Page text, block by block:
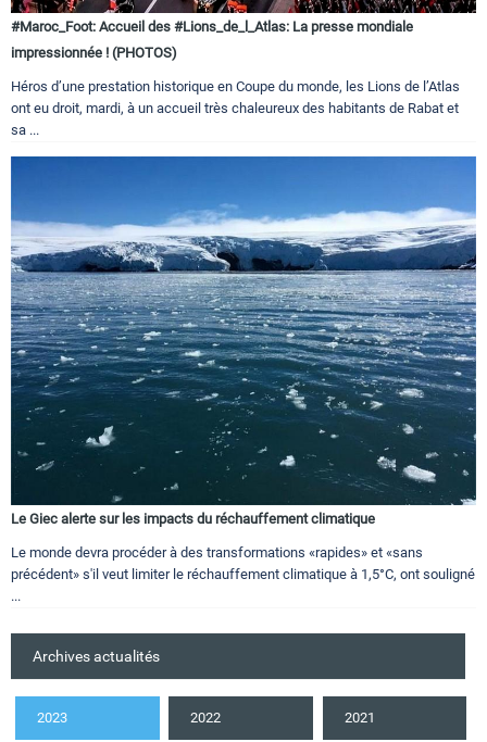
#Maroc_Foot: Accueil des #Lions_de_l_Atlas: La presse mondiale
impressionnée ! (PHOTOS)
Héros d’une prestation historique en Coupe du monde, les Lions de l’Atlas
ont eu droit, mardi, à un accueil très chaleureux des habitants de Rabat et
sa ...
Le Giec alerte sur les impacts du réchauffement climatique
Le monde devra procéder à des transformations «rapides» et «sans
précédent» s'il veut limiter le réchauffement climatique à 1,5°C, ont souligné
...
Archives actualités
2023 2022 2021